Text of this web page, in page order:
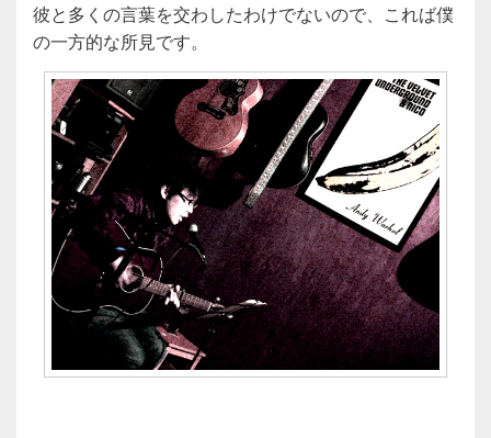
彼と多くの言葉を交わしたわけでないので、これば僕
の一方的な所見です。